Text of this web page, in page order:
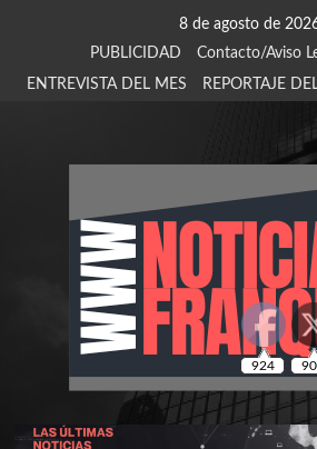
8 de agosto de
PUBLICIDAD
Contacto/Aviso
ENTREVISTA DEL MES
REPORTAJE
924